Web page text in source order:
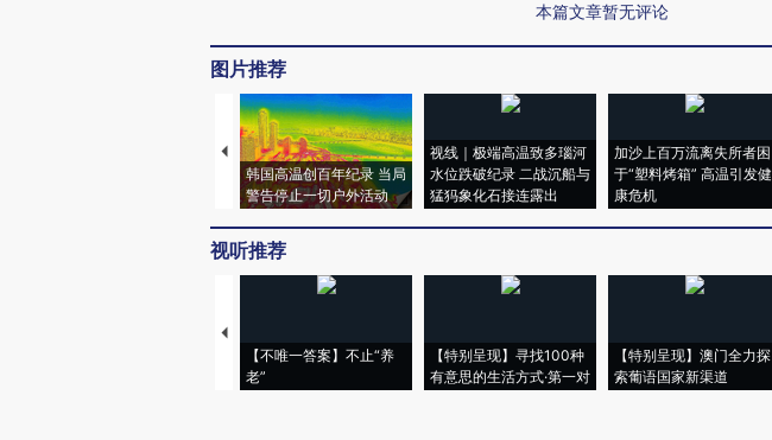
本篇文章暂无评论
图片推荐
韩国高温创百年纪录 当局
警告停止一切户外活动
视线｜极端高温致多瑙河
水位跌破纪录 二战沉船与
猛犸象化石接连露出
加沙上百万流离失所者困
于“塑料烤箱” 高温引发健
康危机
视听推荐
【不唯一答案】不止“养
老”
【特别呈现】寻找100种
有意思的生活方式·第一对
【特别呈现】澳门全力探
索葡语国家新渠道